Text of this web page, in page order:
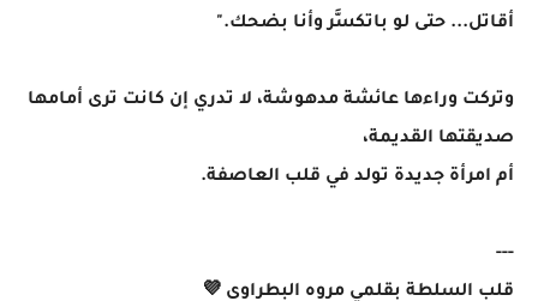
أقاتل... حتى لو باتكسَّر وأنا بضحك."
وتركت وراءها عائشة مدهوشة، لا تدري إن كانت ترى أمامها
صديقتها القديمة،
أم امرأة جديدة تولد في قلب العاصفة.
---
قلب السلطة بقلمي مروه البطراوى 💜